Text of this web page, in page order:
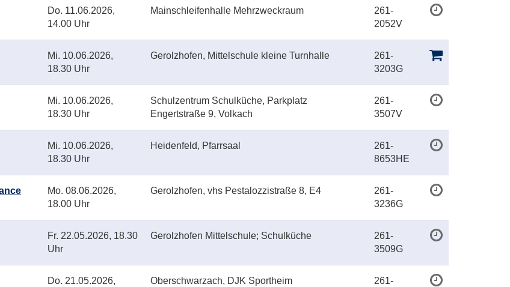
Do. 11.06.2026,
14.00 Uhr
Mainschleifenhalle Mehrzweckraum
261-
2052V
Mi. 10.06.2026,
18.30 Uhr
Gerolzhofen, Mittelschule kleine Turnhalle
261-
3203G
Mi. 10.06.2026,
18.30 Uhr
Schulzentrum Schulküche, Parkplatz
Engertstraße 9, Volkach
261-
3507V
Mi. 10.06.2026,
18.30 Uhr
Heidenfeld, Pfarrsaal
261-
8653HE
Mo. 08.06.2026,
18.00 Uhr
Gerolzhofen, vhs Pestalozzistraße 8, E4
261-
3236G
Fr. 22.05.2026, 18.30
Uhr
Gerolzhofen Mittelschule; Schulküche
261-
3509G
Do. 21.05.2026,
Oberschwarzach, DJK Sportheim
261-